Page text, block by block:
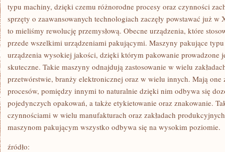
typu machiny, dzięki czemu różnorodne procesy oraz czynności
sprzęty o zaawansowanych technologiach zaczęły powstawać już
to mieliśmy rewolucję przemysłową. Obecne urządzenia, które
przede wszelkimi urządzeniami pakującymi. Maszyny pakujące
urządzenia wysokiej jakości, dzięki którym pakowanie prowadzone
skuteczne. Takie maszyny odnajdują zastosowanie w wielu
przetwórstwie, branży elektronicznej oraz w wielu innych. Mają
procesów, pomiędzy innymi to naturalnie dzięki nim odbywa się
pojedynczych opakowań, a także etykietowanie oraz znakowanie.
czynnościami w wielu manufakturach oraz zakładach
maszynom pakującym wszystko odbywa się na wysokim poziomie.
źródło: